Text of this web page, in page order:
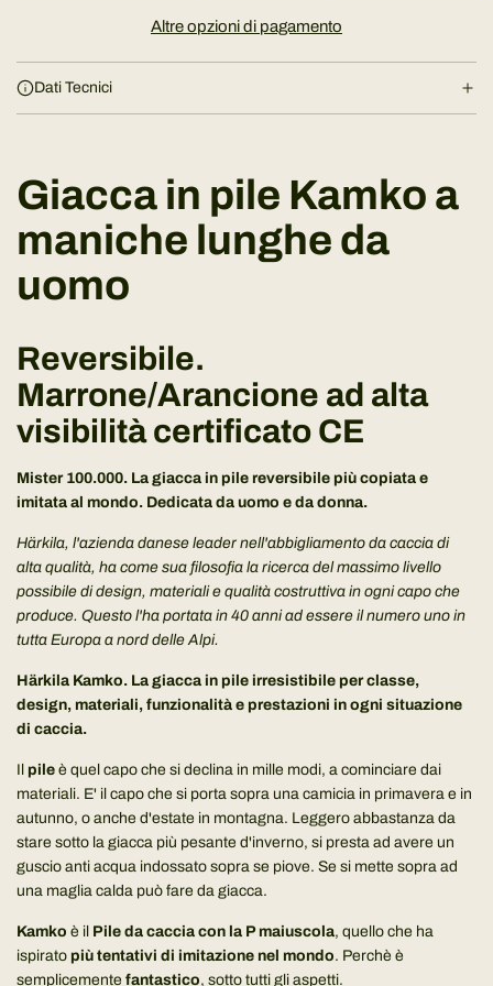
a
.
Altre opzioni di pagamento
Dati Tecnici
Giacca in pile Kamko a
maniche lunghe da
uomo
Reversibile.
Marrone/Arancione ad alta
visibilità certificato CE
Mister 100.000. La giacca in pile reversibile più copiata e
imitata al mondo. Dedicata da uomo e da donna.
Härkila, l'azienda danese leader nell'abbigliamento da caccia di
alta qualità, ha come sua filosofia la ricerca del massimo livello
possibile di design, materiali e qualità costruttiva in ogni capo che
produce. Questo l'ha portata in 40 anni ad essere il numero uno in
tutta Europa a nord delle Alpi.
Härkila Kamko. La giacca in pile irresistibile per classe,
design, materiali, funzionalità e prestazioni in ogni situazione
di caccia.
Il pile è quel capo che si declina in mille modi, a cominciare dai
materiali. E' il capo che si porta sopra una camicia in primavera e in
autunno, o anche d'estate in montagna. Leggero abbastanza da
stare sotto la giacca più pesante d'inverno, si presta ad avere un
guscio anti acqua indossato sopra se piove. Se si mette sopra ad
una maglia calda può fare da giacca.
Kamko è il Pile da caccia con la P maiuscola, quello che ha
ispirato più tentativi di imitazione nel mondo. Perchè è
semplicemente fantastico, sotto tutti gli aspetti.